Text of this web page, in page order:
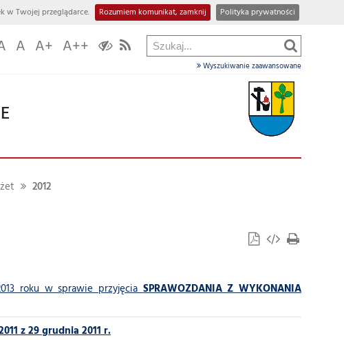
w Twojej przeglądarce. Rozumiem komunikat, zamknij Polityka prywatności
A A+ A++
Wyszukiwanie zaawansowane
2012
roku w sprawie przyjęciaSPRAWOZDANIA Z WYKONANIA
z 29 grudnia 2011 r.